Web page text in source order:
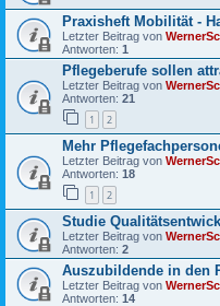
Praxisheft Mobilität -
Letzter Beitrag von
Antworten: 1
Pflegeberufe sollen
Letzter Beitrag von
Antworten: 21
1 2
Mehr
Letzter Beitrag von
Antworten: 18
1 2
Studie
Letzter Beitrag von
Antworten: 2
Auszubildende in den
Letzter Beitrag von
Antworten: 14